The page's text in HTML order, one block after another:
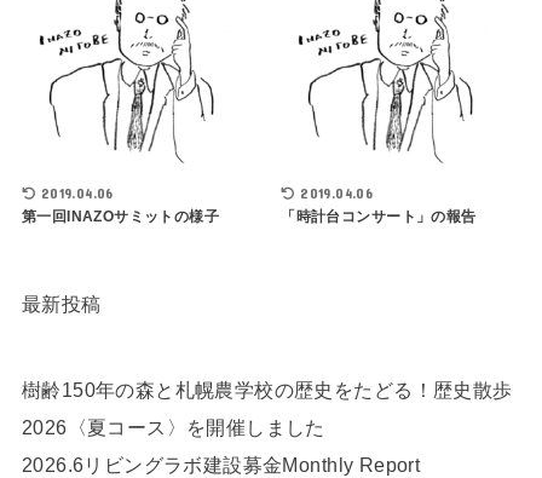
2019.04.06
第一回INAZOサミットの様子
2019.04.06
「時計台コンサート」の報告
最新投稿
樹齢150年の森と札幌農学校の歴史をたどる！歴史散歩
2026〈夏コース〉を開催しました
2026.6リビングラボ建設募金Monthly Report